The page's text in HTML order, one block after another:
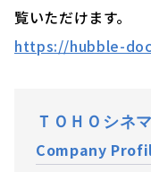
覧いただけます。
https://hubble-
ＴＯＨＯシネ
Company